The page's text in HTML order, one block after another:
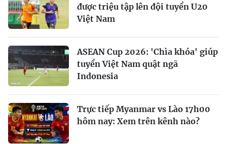
được triệu tập lên đội tuyển U20
Việt Nam
ASEAN Cup 2026: 'Chìa khóa' giúp
tuyển Việt Nam quật ngã
Indonesia
Trực tiếp Myanmar vs Lào 17h00
hôm nay: Xem trên kênh nào?